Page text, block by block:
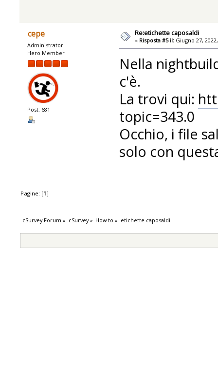
cepe
Administrator
Hero Member
Post: 681
Re:etichette caposaldi
« Risposta #5 il: Giugno 27,
Nella
c'è.
La trovi qui:
topic=343.0
Occhio, i file
solo con
Pagine: [1]
cSurvey Forum » cSurvey» How to » etichette caposaldi